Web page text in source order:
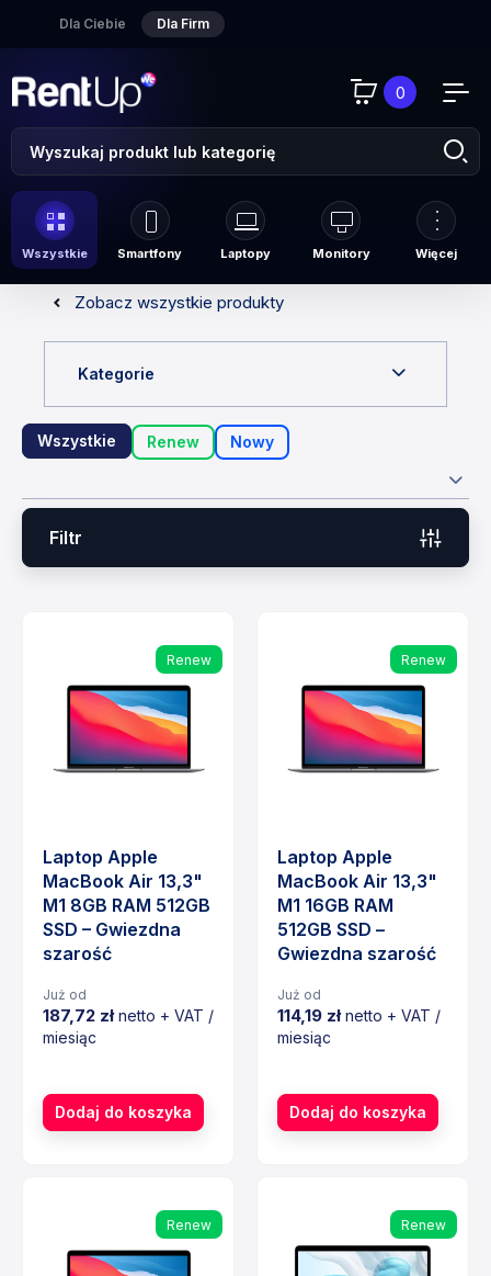
Dla Ciebie Dla Firm
0
Wszystkie Smartfony Laptopy Monitory Więcej
Zobacz wszystkie produkty
Kategorie
Wszystkie Renew Nowy
Filtr
Renew
Laptop Apple
MacBook Air 13,3"
M1 8GB RAM 512GB
SSD – Gwiezdna
szarość
Już od
187,72 złnetto + VAT /
miesiąc
Dodaj do koszyka
Renew
Laptop Apple
MacBook Air 13,3"
M1 16GB RAM
512GB SSD –
Gwiezdna szarość
Już od
114,19 złnetto + VAT /
miesiąc
Dodaj do koszyka
Renew Renew